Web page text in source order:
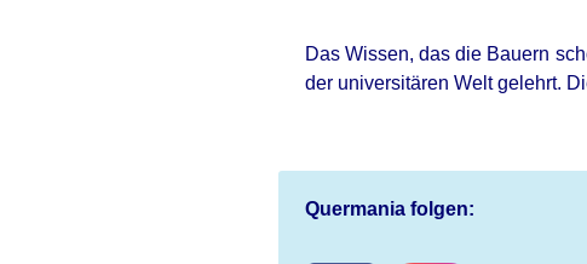
Das Wissen, das die Bauern
der universitären Welt gelehrt.
Quermania folgen: